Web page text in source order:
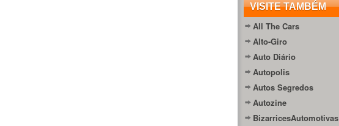
VISITE TAMBÉM
All The Cars
Alto-Giro
Auto Diário
Autopolis
Autos Segredos
Autozine
BizarricesAutomotivas